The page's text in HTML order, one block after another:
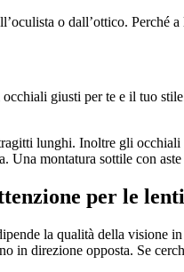
’oculista o dall’ottico. Perché
giusti per te e il tuo
lunghi. Inoltre gli
montatura sottile con
per le lenti
la qualità della visione
in direzione opposta. Se